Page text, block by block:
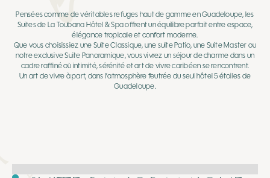
Pensées comme de véritables refuges haut de gamme en Guadeloupe, les
Suites de La Toubana Hôtel & Spa offrent un équilibre parfait entre espace,
élégance tropicale et confort moderne.
Que vous choisissiez une Suite Classique, une suite Patio, une Suite Master ou
notre exclusive Suite Panoramique, vous vivrez un séjour de charme dans un
cadre raffiné où intimité, sérénité et art de vivre caribéen se rencontrent.
Un art de vivre à part, dans l’atmosphère feutrée du seul hôtel 5 étoiles de
Guadeloupe.